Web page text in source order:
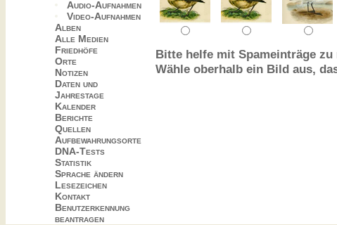
Audio-Aufnahmen
Video-Aufnahmen
Alben
Alle Medien
Friedhöfe
Orte
Notizen
Daten und
Jahrestage
Kalender
Berichte
Quellen
Aufbewahrungsorte
DNA-Tests
Statistik
Sprache ändern
Lesezeichen
Kontakt
Benutzerkennung
beantragen
Bitte helfe mit Spameinträge zu
Wähle oberhalb ein Bild aus,